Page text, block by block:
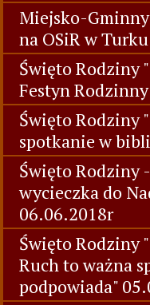
Miejsko-
na OSiR w Turku
Święto Rodziny
Festyn
Święto Rodziny
spotkanie w
Święto Rodziny
wycieczka do
06.06.2018r
Święto Rodziny
Ruch to ważna
podpowiada"